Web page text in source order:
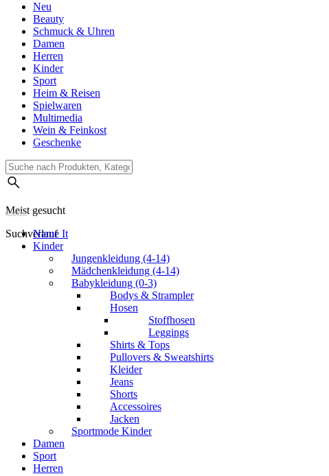
Neu
Beauty
Schmuck & Uhren
Damen
Herren
Kinder
Sport
Heim & Reisen
Spielwaren
Multimedia
Wein & Feinkost
Geschenke
Meist gesucht
Suchverlauf
Name It
Kinder
Jungenkleidung (4-14)
Mädchenkleidung (4-14)
Babykleidung (0-3)
Bodys & Strampler
Hosen
Stoffhosen
Leggings
Shirts & Tops
Pullovers & Sweatshirts
Kleider
Jeans
Shorts
Accessoires
Jacken
Sportmode Kinder
Damen
Sport
Herren